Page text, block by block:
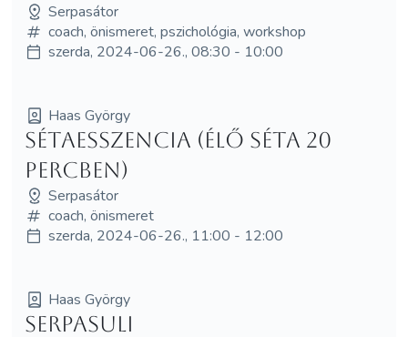
Serpasátor
coach, önismeret, pszichológia, workshop
szerda, 2024-06-26., 08:30 - 10:00
Haas György
Sétaesszencia (élő séta 20
percben)
Serpasátor
coach, önismeret
szerda, 2024-06-26., 11:00 - 12:00
Haas György
Serpasuli